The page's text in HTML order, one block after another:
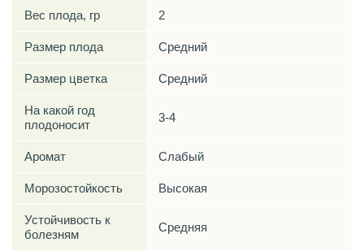
Вес плода, гр 2
Размер плода Средний
Размер цветка Средний
На какой год
плодоносит
3-4
Аромат Слабый
Морозостойкость Высокая
Устойчивость к
болезням
Средняя